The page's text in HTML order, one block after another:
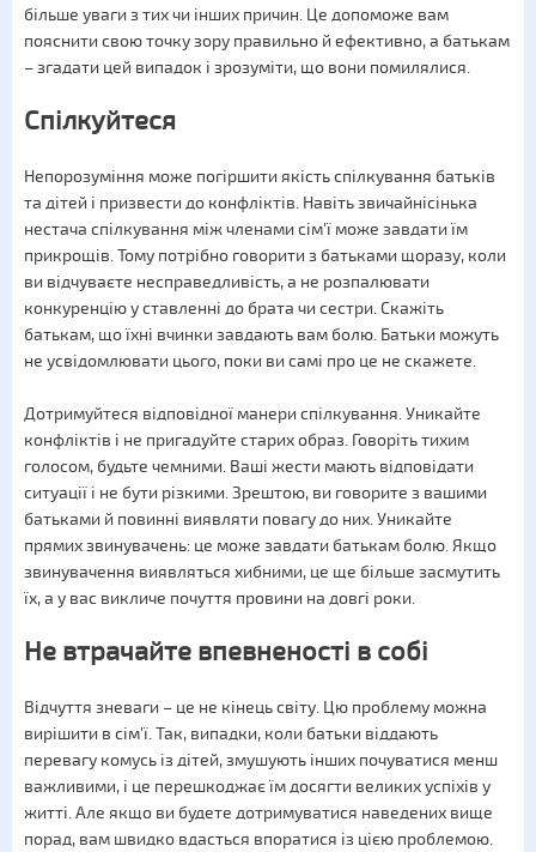
більше уваги з тих чи інших причин. Це допоможе вам
пояснити свою точку зору правильно й ефективно, а батькам
– згадати цей випадок і зрозуміти, що вони помилялися.
Спілкуйтеся
Непорозуміння може погіршити якість спілкування батьків
та дітей і призвести до конфліктів. Навіть звичайнісінька
нестача спілкування між членами сім'ї може завдати їм
прикрощів. Тому потрібно говорити з батьками щоразу, коли
ви відчуваєте несправедливість, а не розпалювати
конкуренцію у ставленні до брата чи сестри. Скажіть
батькам, що їхні вчинки завдають вам болю. Батьки можуть
не усвідомлювати цього, поки ви самі про це не скажете.
Дотримуйтеся відповідної манери спілкування. Уникайте
конфліктів і не пригадуйте старих образ. Говоріть тихим
голосом, будьте чемними. Ваші жести мають відповідати
ситуації і не бути різкими. Зрештою, ви говорите з вашими
батьками й повинні виявляти повагу до них. Уникайте
прямих звинувачень: це може завдати батькам болю. Якщо
звинувачення виявляться хибними, це ще більше засмутить
їх, а у вас викличе почуття провини на довгі роки.
Не втрачайте впевненості в собі
Відчуття зневаги – це не кінець світу. Цю проблему можна
вирішити в сім'ї. Так, випадки, коли батьки віддають
перевагу комусь із дітей, змушують інших почуватися менш
важливими, і це перешкоджає їм досягти великих успіхів у
житті. Але якщо ви будете дотримуватися наведених вище
порад, вам швидко вдасться впоратися із цією проблемою.